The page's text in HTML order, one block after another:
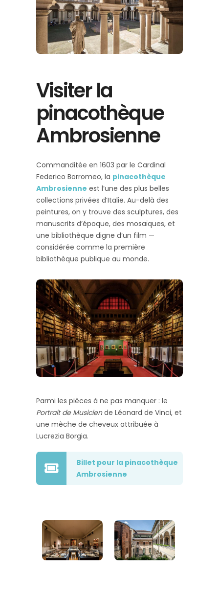
Visiter la
pinacothèque
Ambrosienne
Commanditée en 1603 par le Cardinal
Federico Borromeo, la pinacothèque
Ambrosienne est l’une des plus belles
collections privées d’Italie. Au-delà des
peintures, on y trouve des sculptures, des
manuscrits d’époque, des mosaïques, et
une bibliothèque digne d’un film —
considérée comme la première
bibliothèque publique au monde.
Parmi les pièces à ne pas manquer : le
Portrait de Musiciende Léonard de Vinci, et
une mèche de cheveux attribuée à
Lucrezia Borgia.
Billet pour la pinacothèque
Ambrosienne